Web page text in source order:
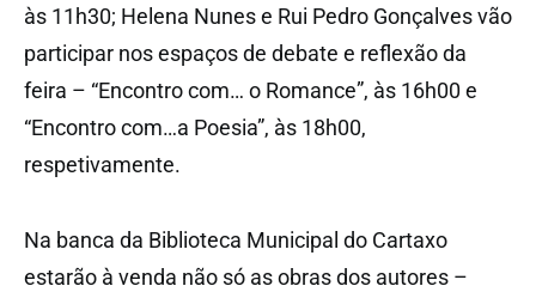
às 11h30; Helena Nunes e Rui Pedro Gonçalves vão
participar nos espaços de debate e reflexão da
feira – “Encontro com… o Romance”, às 16h00 e
“Encontro com…a Poesia”, às 18h00,
respetivamente.
Na banca da Biblioteca Municipal do Cartaxo
estarão à venda não só as obras dos autores –